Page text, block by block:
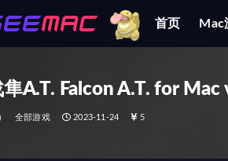
首页 Mac
隼A.T. Falcon A.T. for
全部游戏 2023-11-24 5